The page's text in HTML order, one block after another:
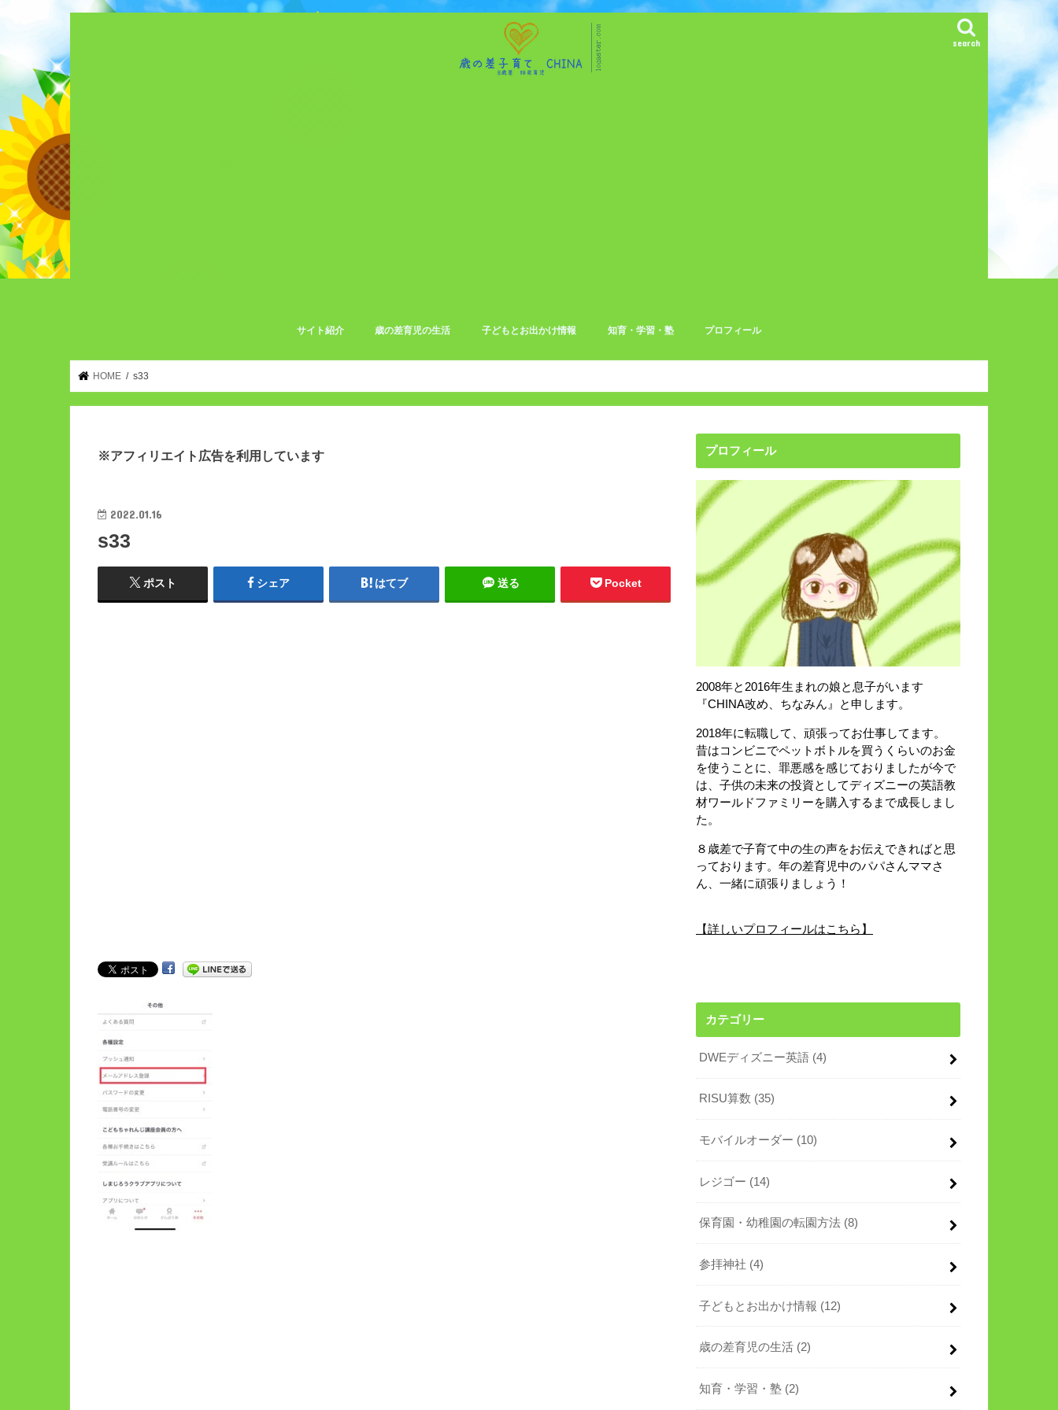
search
サイト紹介 歳の差育児の生活
保育園・幼稚園の転園方法
子どもとお出かけ情報 知育・学習・塾 プロフィール
HOME s33
※アフィリエイト広告を利用しています
2022.01.16
s33
ポスト シェア はてブ 送る Pocket
プロフィール
2008年と2016年生まれの娘と息子がいます
『CHINA改め、ちなみん』と申します。
2018年に転職して、頑張ってお仕事してます。
昔はコンビニでペットボトルを買うくらいのお金
を使うことに、罪悪感を感じておりましたが今で
は、子供の未来の投資としてディズニーの英語教
材ワールドファミリーを購入するまで成長しまし
た。
８歳差で子育て中の生の声をお伝えできればと思
っております。年の差育児中のパパさんママさ
ん、一緒に頑張りましょう！
【詳しいプロフィールはこちら】
カテゴリー
DWEディズニー英語 (4)
RISU算数 (35)
モバイルオーダー (10)
レジゴー (14)
保育園・幼稚園の転園方法 (8)
参拝神社 (4)
子どもとお出かけ情報 (12)
歳の差育児の生活 (2)
知育・学習・塾 (2)